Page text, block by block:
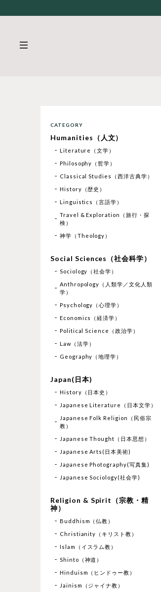
CATEGORY
Humanities（人文）
Literature（文学）
Philosophy（哲学）
Classical Studies（西洋古典学）
History（歴史）
Linguistics（言語学）
Travel & Exploration（旅行・探
検）
神学（Theology）
Social Sciences（社会科学）
Sociology（社会学）
Anthropology（人類学／文化人類
学）
Psychology（心理学）
Economics（経済学）
Political Science（政治学）
Law（法学）
Geography（地理学）
Japan(日本)
History（日本史）
Japanese Literature（日本文学）
Japanese Folk Religion（民俗宗
教）
Japanese Thought（日本思想）
Japanese Arts(日本美術)
Japanese Photography(写真集)
Japanese Sociology(社会学)
Religion & Spirit（宗教・精
神）
Buddhism（仏教）
Christianity（キリスト教）
Islam（イスラム教）
Shinto（神道）
Hinduism（ヒンドゥー教）
Jainism（ジャイナ教）